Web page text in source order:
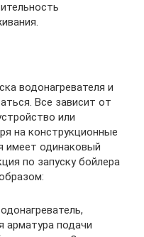
водонагревателя и
Все зависит от
или
на конструкционные
имеет одинаковый
по запуску бойлера
арматура подачи